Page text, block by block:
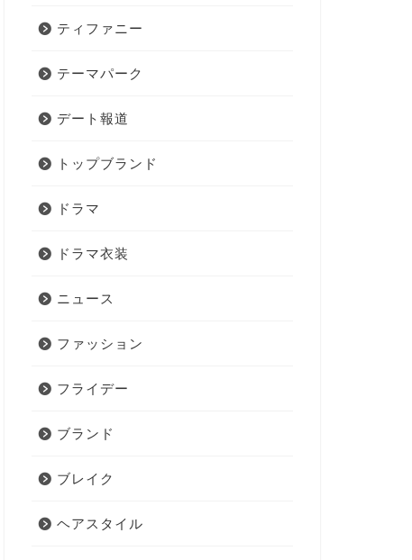
ティファニー
テーマパーク
デート報道
トップブランド
ドラマ
ドラマ衣装
ニュース
ファッション
フライデー
ブランド
ブレイク
ヘアスタイル